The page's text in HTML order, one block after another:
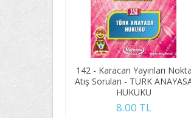
142 - Karacan Yayınları Nokta
Atış Soruları - TÜRK
HUKUKU
8.00 TL